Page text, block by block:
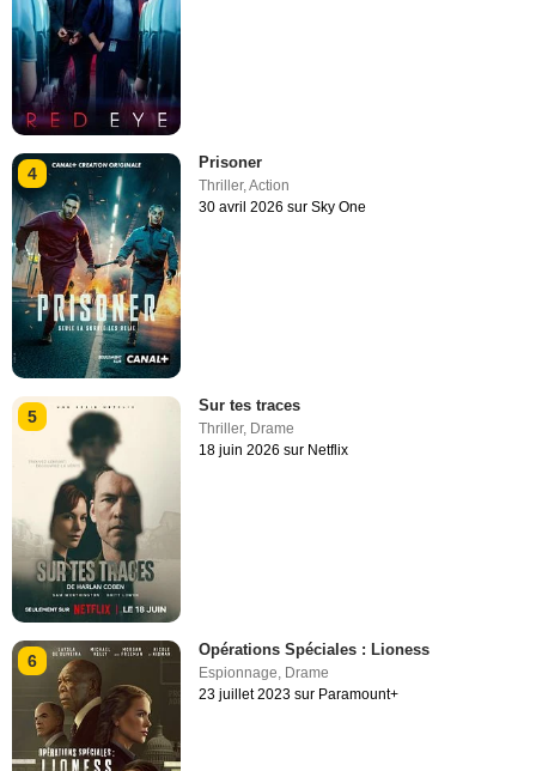
4
Prisoner
Thriller,Action
30 avril 2026 sur Sky One
5
Sur tes traces
Thriller, Drame
18 juin 2026 sur Netflix
6
Opérations Spéciales : Lioness
Espionnage Drame
23 juillet 2023 sur Paramount+